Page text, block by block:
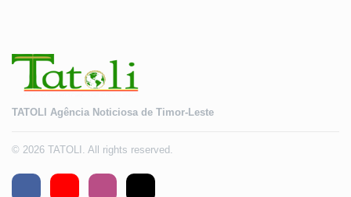
TATOLI Agência Noticiosa de Timor-Leste
© 2026 TATOLI. All rights reserved.